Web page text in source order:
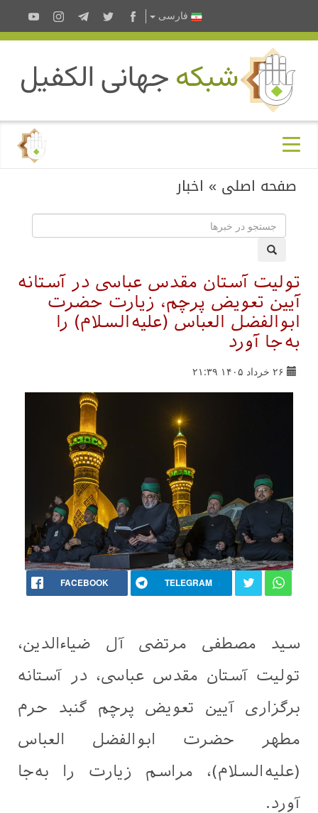
فارسى
صفحه اصلی » اخبار
تولیت آستان مقدس عباسی در آستانه
آیین تعویض پرچم، زیارت حضرت
ابوالفضل العباس (علیه‌السلام) را
به‌جا آورد
۲۶ خرداد ۱۴۰۵ ۲۱:۳۹
FACEBOOK TELEGRAM
سید مصطفی مرتضی آل ضیاءالدین،
تولیت آستان مقدس عباسی، در آستانه
برگزاری آیین تعویض پرچم گنبد حرم
مطهر حضرت ابوالفضل العباس
(علیه‌السلام)، مراسم زیارت را به‌جا
آورد.